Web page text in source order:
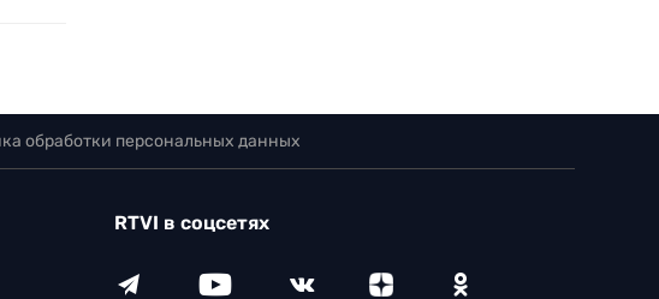
обработки персональных данных
RTVI в соцсетях